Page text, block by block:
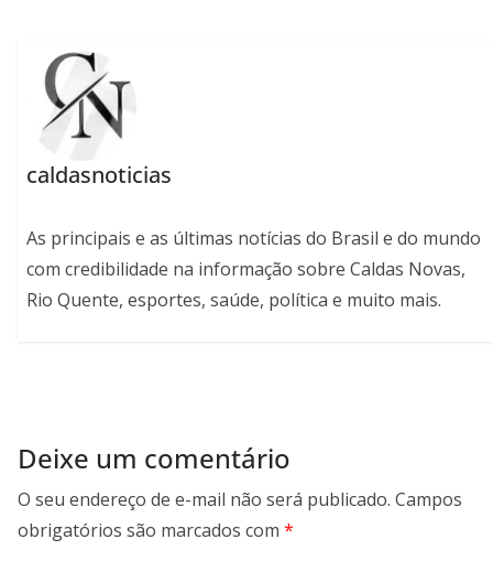
caldasnoticias
As principais e as últimas notícias do Brasil e do mundo
com credibilidade na informação sobre Caldas Novas,
Rio Quente, esportes, saúde, política e muito mais.
Deixe um comentário
O seu endereço de e-mail não será publicado. Campos
obrigatórios são marcados com *